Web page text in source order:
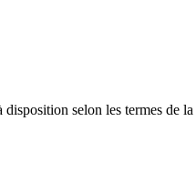
disposition selon les termes de la